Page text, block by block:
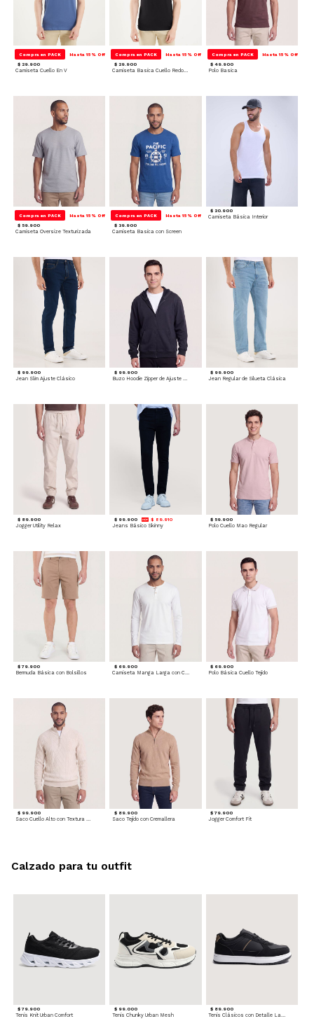
Compra en PACK Hasta 15% Off
$ 29.900
Camiseta Cuello En V
Compra en PACK Hasta 15% Off
$ 29.900
Camiseta Basica Cuello Redondo
Compra en PACK Hasta 15% Off
$ 49.900
Polo Basica
Compra en PACK Hasta 15% Off
$ 59.900
Camiseta Oversize Texturizada
Compra en PACK Hasta 15% Off
$ 39.900
Camiseta Basica con Screen
$ 20.900
Camiseta Básica Interior
$ 99.900
Jean Slim Ajuste Clásico
$ 99.900
Buzo Hoodie Zipper de Ajuste Cómodo
$ 99.900
Jean Regular de Silueta Clásica
$ 89.900
Jogger Utility Relax
$ 99.900 $ 89.910
Jeans Básico Skinny
$ 59.900
Polo Cuello Mao Regular
$ 79.900
Bermuda Básica con Bolsillos
$ 69.900 $ 69.900
Polo Básica Cuello Tejido
$ 99.900
Saco Cuello Alto con Textura Trenzada
$ 89.900
Saco Tejido con Cremallera
$ 79.900
Jogger Comfort Fit
$ 79.900
Tenis Knit Urban Comfort
$ 99.000
Tenis Chunky Urban Mesh
$ 89.900
Tenis Clásicos con Detalle Lateral
Calzado para tu outfit